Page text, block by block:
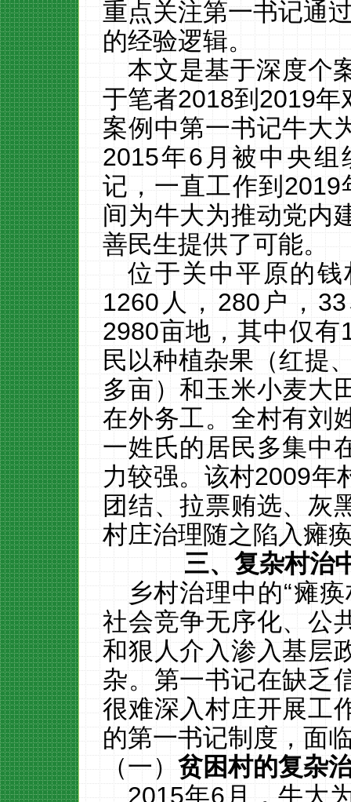
重点关注第一书记通
的经验逻辑。
本文是基于深度个
于笔者2018到2019年
案例中第一书记牛大
2015年6月被中央组
记，一直工作到2019
间为牛大为推动党内
善民生提供了可能。
位于关中平原的
1260人，280户，33
2980亩地，其中仅有
民以种植杂果（红提
多亩）和玉米小麦大
在外务工。全村有刘
一姓氏的居民多集中
力较强。该村2009年
团结、拉票贿选、灰
村庄治理随之陷入瘫
三、复杂村治
乡村治理中的“瘫
社会竞争无序化、公
和狠人介入渗入基层
杂。第一书记在缺乏
很难深入村庄开展工
的第一书记制度，面
（一）贫困村的复杂
2015年6月，牛大